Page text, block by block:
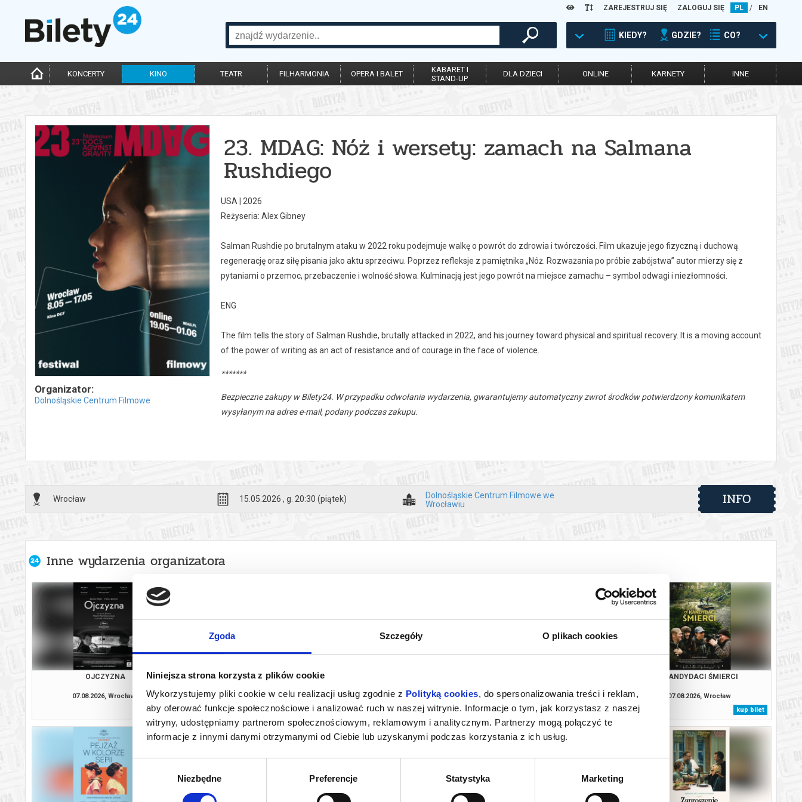
Zgoda Szczegóły O plikach cookies
Niniejsza strona korzysta z plików cookie
Wykorzystujemy pliki cookie w celu realizacji usług zgodnie z Polityką cookies, do spersonalizowania treści i reklam,
aby oferować funkcje społecznościowe i analizować ruch w naszej witrynie. Informacje o tym, jak korzystasz z naszej
witryny, udostępniamy partnerom społecznościowym, reklamowym i analitycznym. Partnerzy mogą połączyć te
informacje z innymi danymi otrzymanymi od Ciebie lub uzyskanymi podczas korzystania z ich usług.
Niezbędne Preferencje Statystyka Marketing
ZAREJESTRUJ SIĘ ZALOGUJ SIĘ PL / EN
KIEDY? GDZIE? CO?
KONCERTY KINO TEATR FILHARMONIA OPERA I BALET
KABARET I
STAND-UP
DLA DZIECI ONLINE KARNETY INNE
Organizator:
Dolnośląskie Centrum Filmowe
23. MDAG: Nóż i wersety: zamach na Salmana
Rushdiego
USA | 2026
Reżyseria: Alex Gibney
Salman Rushdie po brutalnym ataku w 2022 roku podejmuje walkę o powrót do zdrowia i twórczości. Film ukazuje jego fizyczną i duchową
regenerację oraz siłę pisania jako aktu sprzeciwu. Poprzez refleksje z pamiętnika „Nóż. Rozważania po próbie zabójstwa” autor mierzy się z
pytaniami o przemoc, przebaczenie i wolność słowa. Kulminacją jest jego powrót na miejsce zamachu – symbol odwagi i niezłomności.
ENG
The film tells the story of Salman Rushdie, brutally attacked in 2022, and his journey toward physical and spiritual recovery. It is a moving account
of the power of writing as an act of resistance and of courage in the face of violence.
*******
Bezpieczne zakupy w Bilety24. W przypadku odwołania wydarzenia, gwarantujemy automatyczny zwrot środków potwierdzony komunikatem
wysyłanym na adres e-mail, podany podczas zakupu.
Wrocław 15.05.2026 , g. 20:30 (piątek)
Dolnośląskie Centrum Filmowe we
Wrocławiu
INFO
Inne wydarzenia organizatora
OJCZYZNA
07.08.2026, Wrocław
kup bilet
OSTATNI KONSJERŻ
07.08.2026, Wrocław
kup bilet
07.08.2026, Wrocław
kup bilet
07.08.2026, Wrocław
kup bilet
KANDYDACI ŚMIERCI
07.08.2026, Wrocław
kup bilet